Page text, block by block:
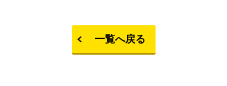
一覧へ戻る